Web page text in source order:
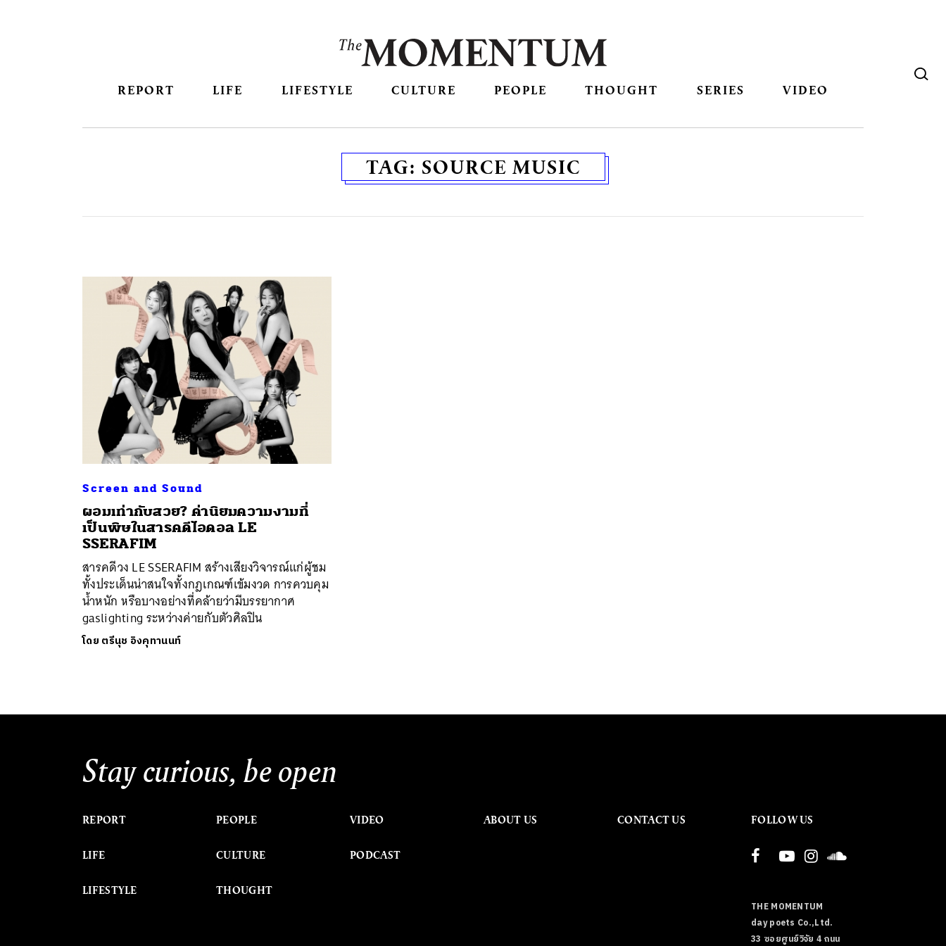
REPORT LIFE LIFESTYLE CULTURE PEOPLE THOUGHT SERIES VIDEO
TAG: SOURCE MUSIC
Screen and Sound
ผอมเท่ากับสวย? ค่านิยมความงามที่
เป็นพิษในสารคดีไอดอล LE
SSERAFIM
สารคดีวง LE SSERAFIM สร้างเสียงวิจารณ์แก่ผู้ชม
ทั้งประเด็นน่าสนใจทั้งกฎเกณฑ์เข้มงวด การควบคุม
น้ำหนัก หรือบางอย่างที่คล้ายว่ามีบรรยากาศ
gaslighting ระหว่างค่ายกับตัวศิลปิน
โดย ตรีนุช อิงคุทานนท์
Stay curious, be open
REPORT
LIFE
LIFESTYLE
PEOPLE
CULTURE
THOUGHT
VIDEO
PODCAST
ABOUT US CONTACT US FOLLOW US
THE MOMENTUM
day poets Co.,Ltd.
33 ซอยศูนย์วิจัย 4 ถนน
ค้นหา